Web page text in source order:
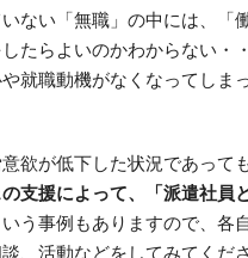
ない「無職」の中には、「
たらよいのかわからない・
就職動機がなくなってしま
欲が低下した状況であって
支援によって、「派遣社員
いう事例もありますので、各
、活動などをしてみてくださ